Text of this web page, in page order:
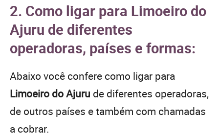
2. Como ligar para Limoeiro do
Ajuru de diferentes
operadoras, países e formas:
Abaixo você confere como ligar para
Limoeiro do Ajuru de diferentes operadoras,
de outros países e também com chamadas
a cobrar.